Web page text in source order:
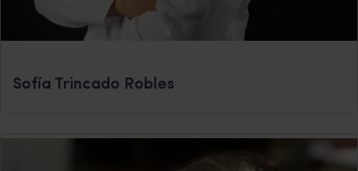
Sofía Trincado Robles